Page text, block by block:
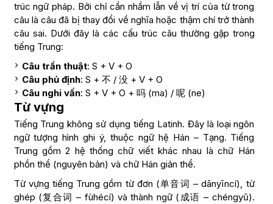
trúc ngữ pháp. Bởi chỉ cần nhầm lẫn về vị trí của từ trong
câu là câu đã bị thay đổi về nghĩa hoặc thậm chí trở thành
câu sai. Dưới đây là các cấu trúc câu thường gặp trong
tiếng Trung:
Câu trần thuật: S + V + O
Câu phủ định: S + 不 / 没 + V + O
Câu nghi vấn: S + V + O + 吗 (ma) / 呢 (ne)
Từ vựng
Tiếng Trung không sử dụng tiếng Latinh. Đây là loại ngôn
ngữ tượng hình ghi ý, thuộc ngữ hệ Hán – Tạng. Tiếng
Trung gồm 2 hệ thống chữ viết khác nhau là chữ Hán
phồn thể (nguyên bản) và chữ Hán giản thể.
Từ vựng tiếng Trung gồm từ đơn (单音词 – dānyīncí), từ
ghép (复合词 – fùhécí) và thành ngữ (成语 – chéngyǔ).